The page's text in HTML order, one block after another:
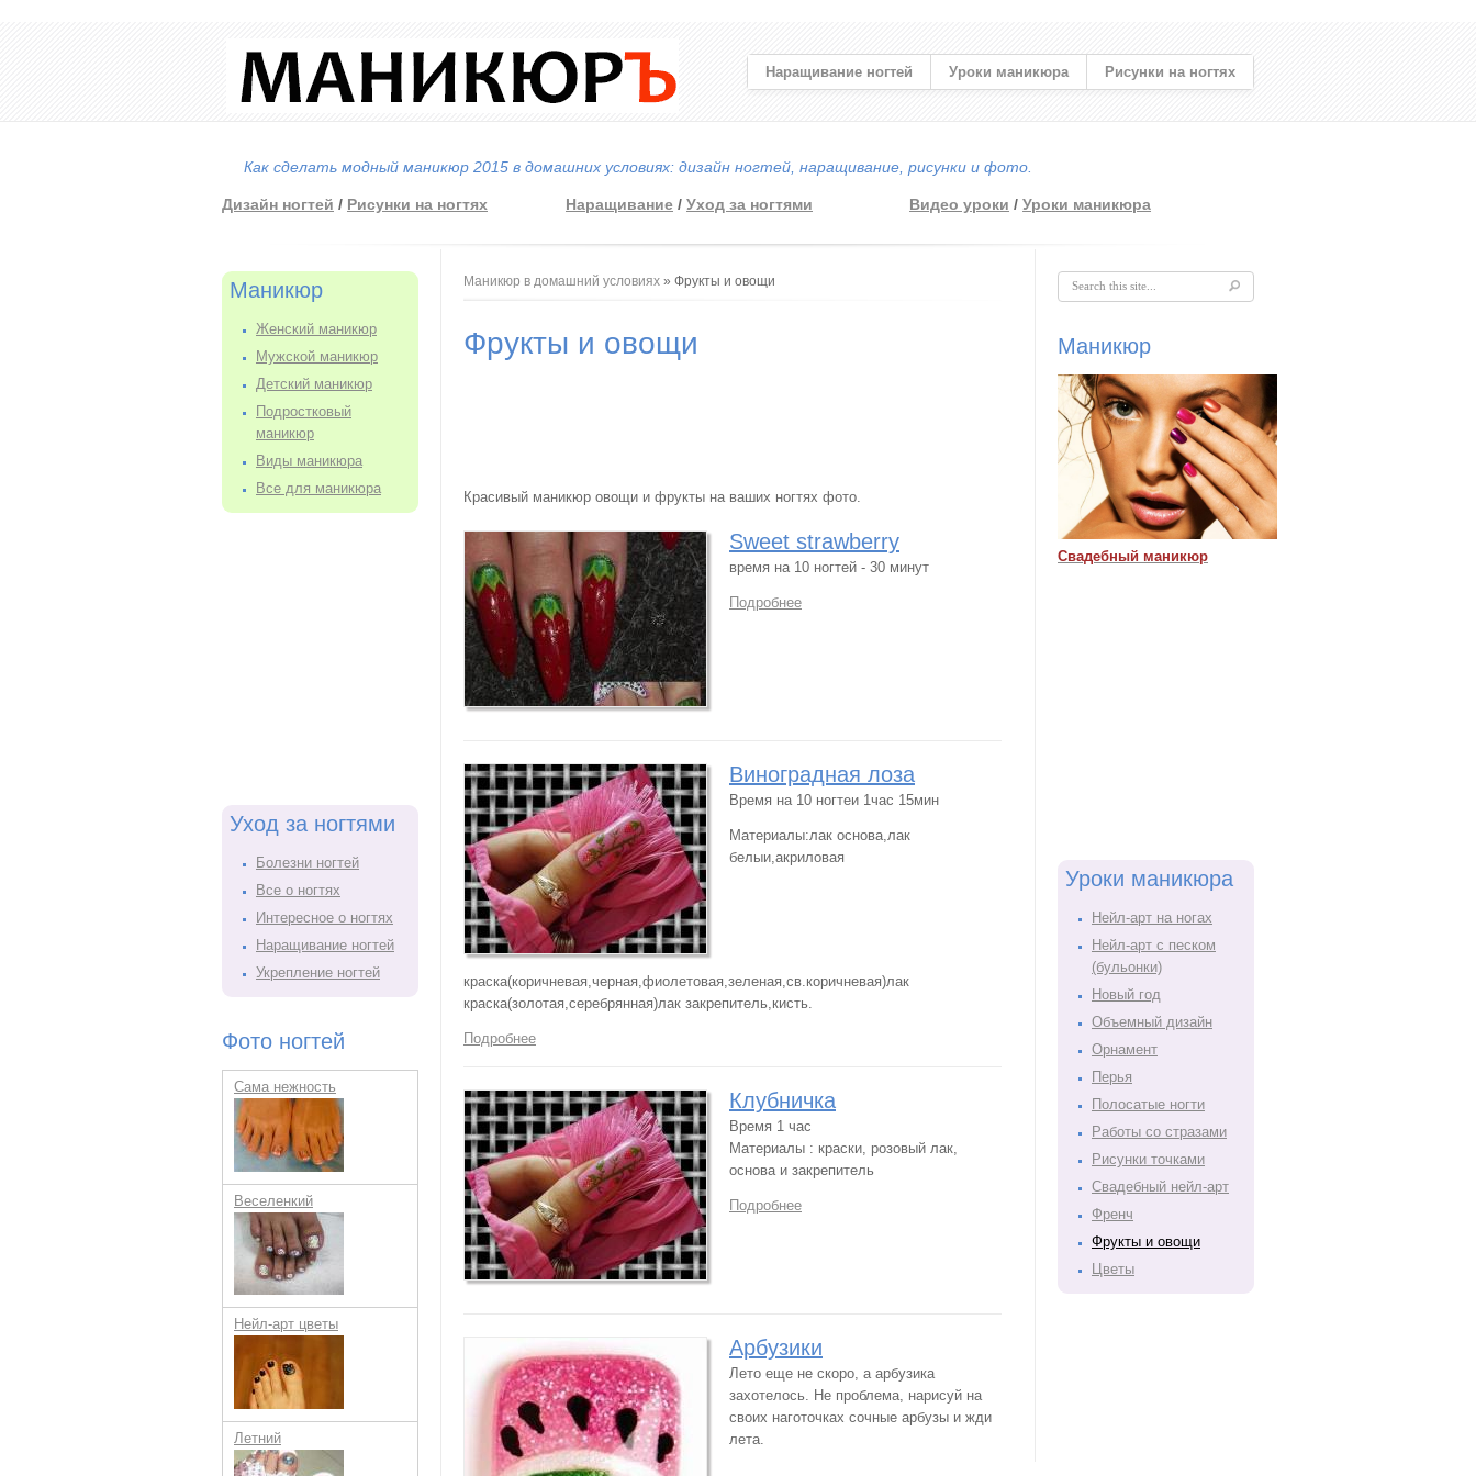
Как сделать модный маникюр 2015 в домашних условиях: дизайн ногтей, наращивание, рисунки и фото.
Наращивание ногтей Уроки маникюра Рисунки на ногтях
Дизайн ногтей / Рисунки на ногтях Наращивание /Уход за ногтями Видео уроки /Уроки маникюра
Маникюр
Женский маникюр
Мужской маникюр
Детский маникюр
Подростковый
маникюр
Виды маникюра
Все для маникюра
Уход за ногтями
Болезни ногтей
Все о ногтях
Интересное о ногтях
Наращивание ногтей
Укрепление ногтей
Фото ногтей
Сама нежность
Веселенкий
Нейл-арт цветы
Летний
Вы здесь
Маникюр в домашний условиях » Фрукты и овощи
Фрукты и овощи
Красивый маникюр овощи и фрукты на ваших ногтях фото.
Sweet strawberry
время на 10 ногтей - 30 минут
Подробнее
Виноградная лоза
Время на 10 ногтеи 1час 15мин
Материалы:лак основа,лак
белыи,акриловая
краска(коричневая,черная,фиолетовая,зеленая,св.коричневая)лак
краска(золотая,серебрянная)лак закрепитель,кисть.
Подробнее
Клубничка
Время 1 час
Материалы : краски, розовый лак,
основа и закрепитель
Подробнее
Арбузики
Лето еще не скоро, а арбузика
захотелось. Не проблема, нарисуй на
своих наготочках сочные арбузы и жди
лета.
Форма поиска
Маникюр
Свадебный маникюр
Уроки маникюра
Нейл-арт на ногах
Нейл-арт с песком
(бульонки)
Новый год
Объемный дизайн
Орнамент
Перья
Полосатые ногти
Работы со стразами
Рисунки точками
Свадебный нейл-арт
Френч
Фрукты и овощи
Цветы